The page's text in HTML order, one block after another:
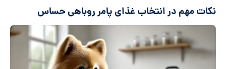
نکات مهم در انتخاب غذای پامر روباهی حساس